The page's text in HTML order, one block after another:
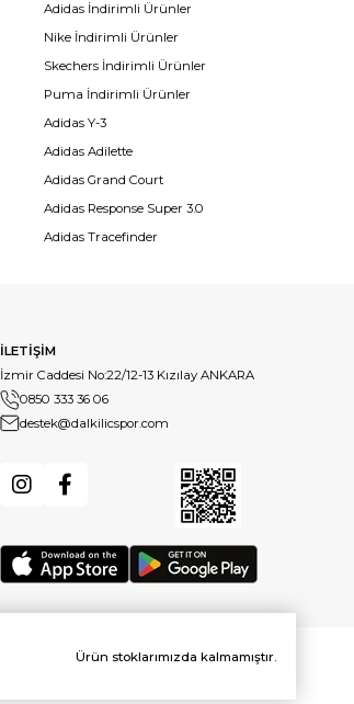
Adidas İndirimli Ürünler
Nike İndirimli Ürünler
Skechers İndirimli Ürünler
Puma İndirimli Ürünler
Adidas Y-3
Adidas Adilette
Adidas Grand Court
Adidas Response Super 3.0
Adidas Tracefinder
İLETİŞİM
İzmir Caddesi No:22/12-13 Kızılay ANKARA
0850 333 36 06
destek@dalkilicspor.com
Ürün stoklarımızda kalmamıştır.